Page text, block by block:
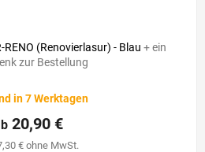
RENO (Renovierlasur) - Blau + ein
zur Bestellung
in 7 Werktagen
€ ohne MwSt.
20,90 €